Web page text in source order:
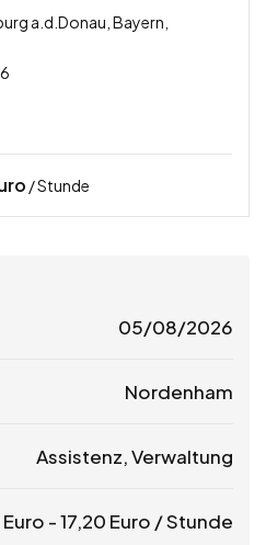
a.d.Donau, Bayern,
/ Stunde
05/08/2026
Nordenham
Assistenz, Verwaltung
Euro -17,20 Euro / Stunde